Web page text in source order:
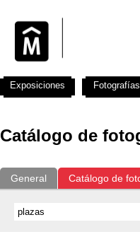
Catálogo de
General Catálogo de
Exposiciones